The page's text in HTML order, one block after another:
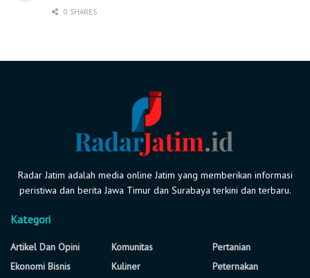
0 SHARES
Radar Jatim adalah media online Jatim yang memberikan informasi
peristiwa dan berita Jawa Timur dan Surabaya terkini dan terbaru.
Kategori
Artikel Dan Opini
Ekonomi Bisnis
Komunitas
Kuliner
Pertanian
Peternakan